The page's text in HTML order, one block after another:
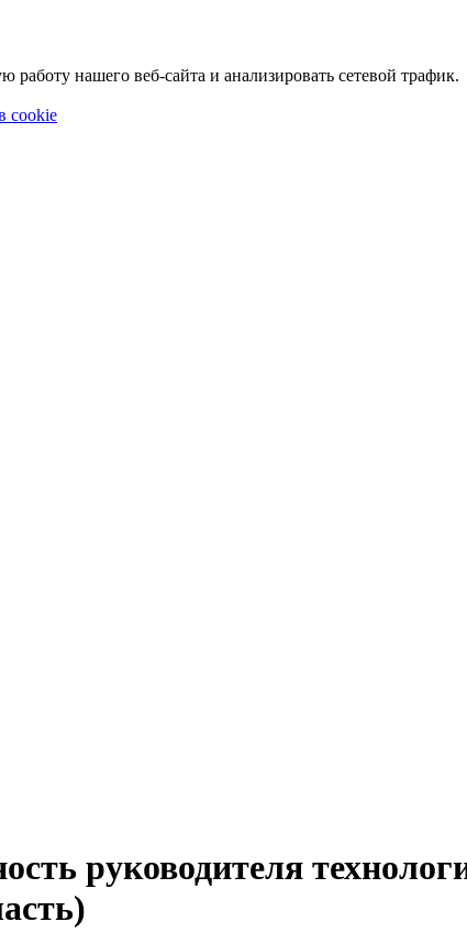
нашего веб-сайта и анализировать сетевой трафик.
cookie
руководителя